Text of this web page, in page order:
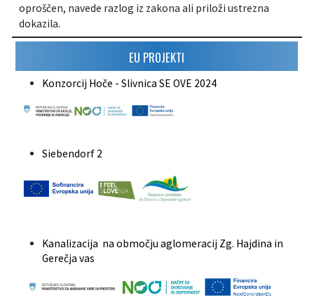
oproščen, navede razlog iz zakona ali priloži ustrezna
dokazila.
EU PROJEKTI
Konzorcij Hoče - Slivnica SE OVE 2024
Siebendorf 2
Kanalizacija na območju aglomeracij Zg. Hajdina in
Gerečja vas